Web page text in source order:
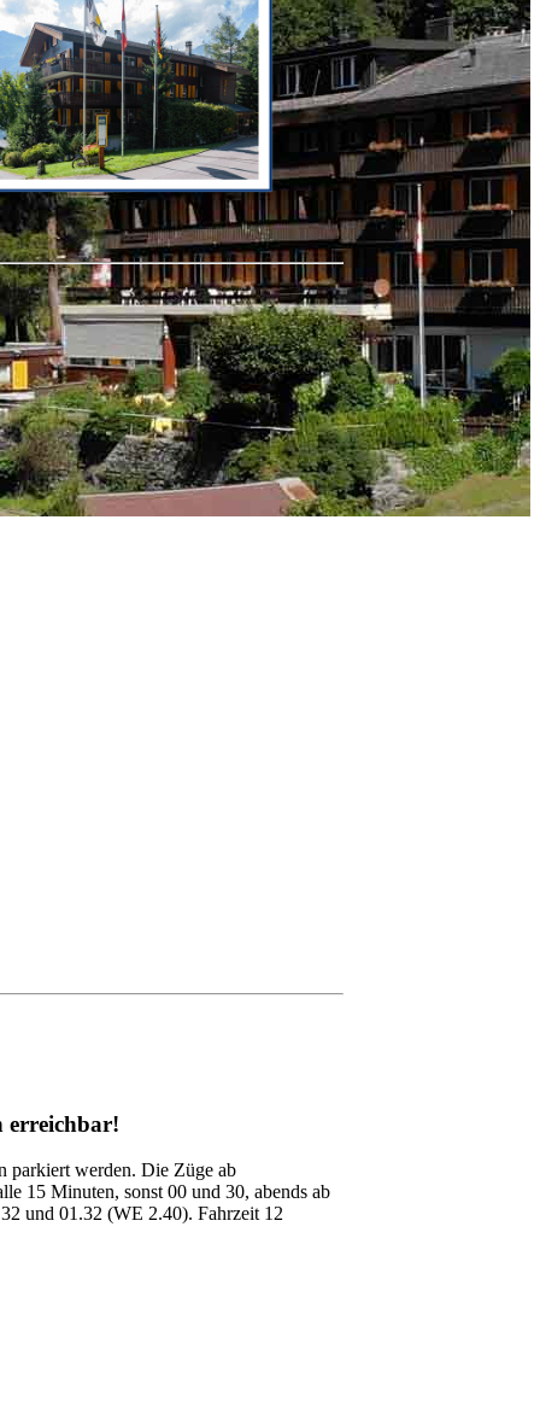
erreichbar!
parkiert werden. Die Züge ab
15 Minuten, sonst 00 und 30, abends ab
und 01.32 (WE 2.40). Fahrzeit 12